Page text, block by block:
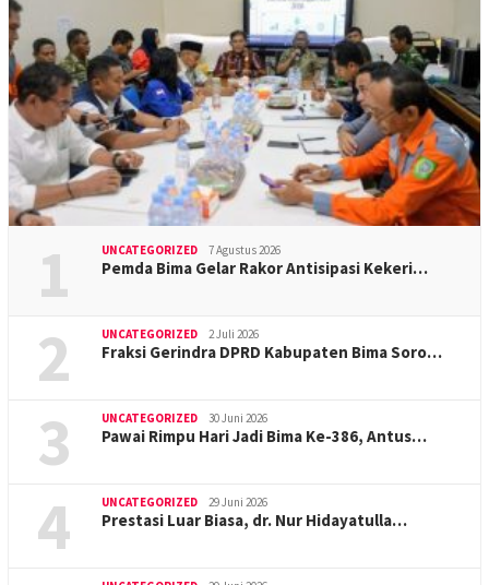
1 UNCATEGORIZED 7 Agustus 2026
Pemda Bima Gelar Rakor Antisipasi Kekeri…
2 UNCATEGORIZED 2 Juli 2026
Fraksi Gerindra DPRD Kabupaten Bima Soro…
3 UNCATEGORIZED 30 Juni 2026
Pawai Rimpu Hari Jadi Bima Ke-386, Antus…
4 UNCATEGORIZED 29 Juni 2026
Prestasi Luar Biasa, dr. Nur Hidayatulla…